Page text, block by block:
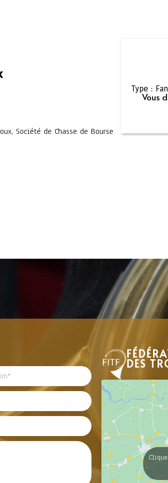
Société de Chasse de Bourse
Type :
Vous
DES